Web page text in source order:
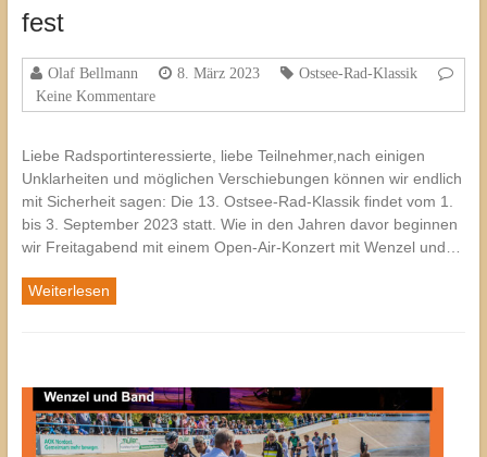
fest
Olaf Bellmann 8. März 2023
Ostsee-Rad-Klassik
Keine Kommentare
Liebe Radsportinteressierte, liebe Teilnehmer,nach einigen
Unklarheiten und möglichen Verschiebungen können wir endlich
mit Sicherheit sagen: Die 13. Ostsee-Rad-Klassik findet vom 1.
bis 3. September 2023 statt. Wie in den Jahren davor beginnen
wir Freitagabend mit einem Open-Air-Konzert mit Wenzel und…
Weiterlesen